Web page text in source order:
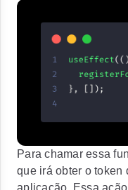
Para chamar essa
que irá obter o token
aplicação. Essa